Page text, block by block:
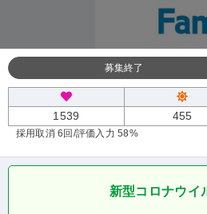
募集終了
1539 455
採用取消 6回 /評価入力 58%
新型コロナウイ